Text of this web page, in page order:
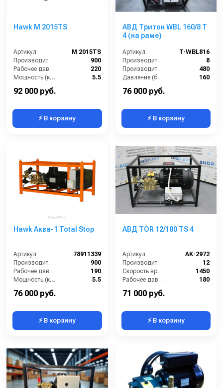
Hawk M 2015TS
Артикул:
M 2015TS
Производительность (л/ч):
900
Рабочее давление (бар):
220
Мощность (кВт):
5.5
Электропитание (В):
92 000 руб.
⚡ В корзину
АВД Тритон WBL 160/8 T
4 (на раме)
Артикул:
T-WBL816
Производительность (л/мин):
8
Производительность (л/ч):
480
Давление (бар):
160
Напряжение (В):
76 000 руб.
⚡ В корзину
Hawk Аква-1 Total Stop
Артикул:
78911339
Производительность (л/ч):
900
Рабочее давление (бар):
190
Мощность (кВт):
5.5
76 000 руб.
⚡ В корзину
АВД TOR 12/180 TS 4
Артикул:
AK-2972
Производительность (л/мин):
12
Скорость вращения (об/мин):
1450
Рабочее давление (бар):
180
71 000 руб.
⚡ В корзину